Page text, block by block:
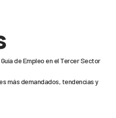
de Empleo en el Tercer Sector
más demandados, tendencias y